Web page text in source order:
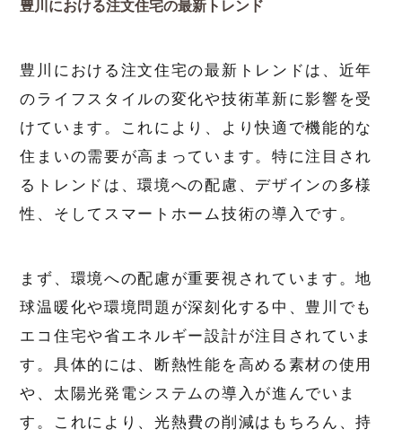
豊川における注文住宅の最新トレンド
豊川における注文住宅の最新トレンドは、近年
のライフスタイルの変化や技術革新に影響を受
けています。これにより、より快適で機能的な
住まいの需要が高まっています。特に注目され
るトレンドは、環境への配慮、デザインの多様
性、そしてスマートホーム技術の導入です。
まず、環境への配慮が重要視されています。地
球温暖化や環境問題が深刻化する中、豊川でも
エコ住宅や省エネルギー設計が注目されていま
す。具体的には、断熱性能を高める素材の使用
や、太陽光発電システムの導入が進んでいま
す。これにより、光熱費の削減はもちろん、持